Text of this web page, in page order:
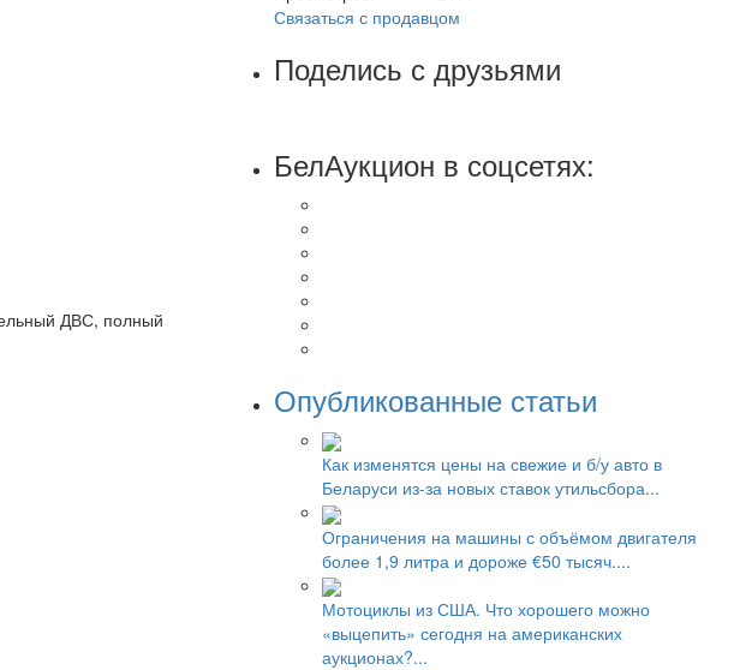
ДВС, полный
Связаться с продавцом
Поделись с друзьями
БелАукцион в соцсетях:
Опубликованные статьи
Как изменятся цены на свежие и б/у авто в
Беларуси из-за новых ставок утильсбора...
Ограничения на машины с объёмом двигателя
более 1,9 литра и дороже €50 тысяч....
Мотоциклы из США. Что хорошего можно
«выцепить» сегодня на американских
аукционах?...